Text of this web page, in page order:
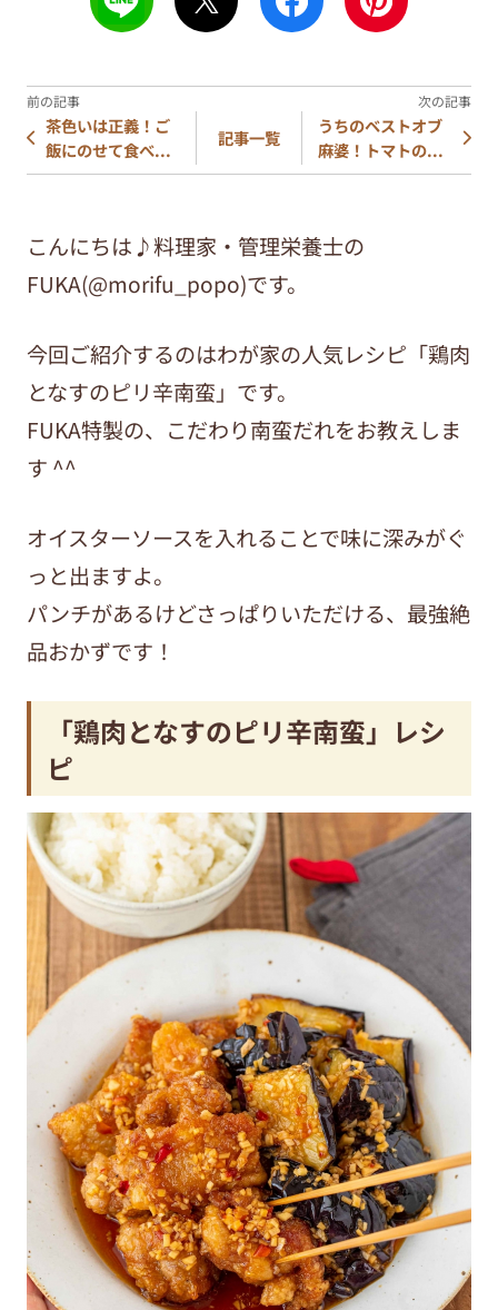
茶色いは正義！ご
飯にのせて食べ...
記事一覧
うちのベストオブ
麻婆！トマトの...
こんにちは♪料理家・管理栄養士の
FUKA(@morifu_popo)です。
今回ご紹介するのはわが家の人気レシピ「鶏肉
となすのピリ辛南蛮」です。
FUKA特製の、こだわり南蛮だれをお教えしま
す ^^
オイスターソースを入れることで味に深みがぐ
っと出ますよ。
パンチがあるけどさっぱりいただける、最強絶
品おかずです！
「鶏肉となすのピリ辛南蛮」レシ
ピ